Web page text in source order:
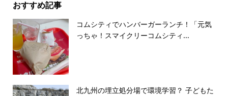
おすすめ記事
コムシティでハンバーガーランチ！「元気
っちゃ！スマイクリーコムシティ...
北九州の埋立処分場で環境学習？ 子どもた